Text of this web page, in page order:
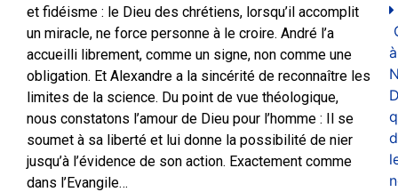
et fidéisme : le Dieu des chrétiens, lorsqu’il accomplit
un miracle, ne force personne à le croire. André l’a
accueilli librement, comme un signe, non comme une
obligation. Et Alexandre a la sincérité de reconnaître les
limites de la science. Du point de vue théologique,
nous constatons l’amour de Dieu pour l’homme : Il se
soumet à sa liberté et lui donne la possibilité de nier
jusqu’à l’évidence de son action. Exactement comme
dans l’Evangile…
à